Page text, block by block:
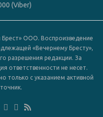
(Viber)
Брест» ООО. Воспроизведение
«Вечернему Бресту»,
разрешения редакции. За
ответственности не несет.
только с указанием активной